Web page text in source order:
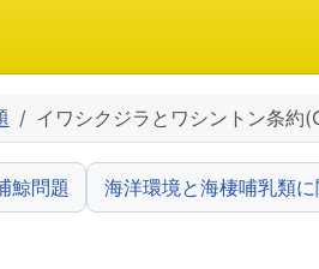
イワシクジラとワシントン条約
鯨問題 海洋環境と海棲哺乳類